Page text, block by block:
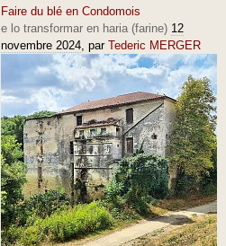
Faire du blé en Condomois
e lo transformar en haria (farine) 12
novembre 2024, par Tederic MERGER